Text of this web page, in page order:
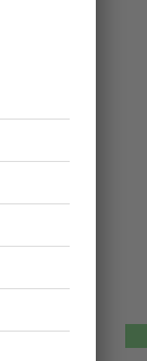
spesa
in
“DDL
15
dalla
è
altro
ai